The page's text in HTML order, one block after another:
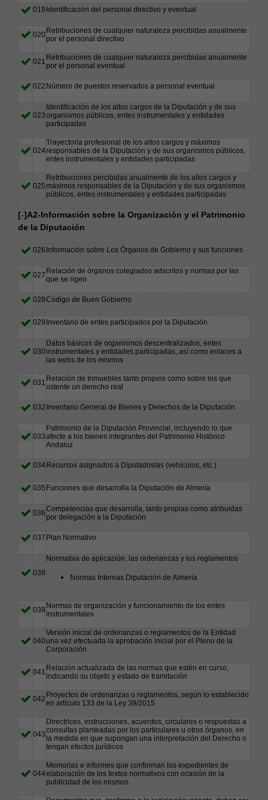
019 Identificación del personal directivo y eventual
020 Retribuciones de cualquier naturaleza percibidas anualmente
por el personal directivo
021 Retribuciones de cualquier naturaleza percibidas anualmente
por el personal eventual
022 Número de puestos reservados a personal eventual
023
Identificación de los altos cargos de la Diputación y de sus
organismos públicos, entes instrumentales y entidades
participadas
024
Trayectoria profesional de los altos cargos y máximos
responsables de la Diputación y de sus organismos públicos,
entes instrumentales y entidades participadas
025
Retribuciones percibidas anualmente de los altos cargos y
máximos responsables de la Diputación y de sus organismos
públicos, entes instrumentales y entidades participadas
[-]A2-Información sobre la Organización y el Patrimonio
de la Diputación
026 Información sobre Los Órganos de Gobierno y sus funciones
027 Relación de órganos colegiados adscritos y normas por las
que se rigen
028Código de Buen Gobierno
029 Inventario de entes participados por la Diputación
030
Datos básicos de organismos descentralizados, entes
instrumentales y entidades participadas, así como enlaces a
las webs de los mismos
031 Relación de Inmuebles tanto propios como sobre los que
ostente un derecho real
032 Inventario General de Bienes y Derechos de la Diputación
033
Patrimonio de la Diputación Provincial, incluyendo lo que
afecte a los bienes integrantes del Patrimonio Histórico
Andaluz
034Recursos asignados a Diputados/as (vehículos, etc.)
035 Funciones que desarrolla la Diputación de Almería
036Competencias que desarrolla, tanto propias como atribuidas
por delegación a la Diputación
037 Plan Normativo
038
Normativa de aplicación, las ordenanzas y los reglamentos
Normas Internas Diputación de Almería
039 Normas de organización y funcionamiento de los entes
instrumentales
040
Versión inicial de ordenanzas o reglamentos de la Entidad
una vez efectuada la aprobación inicial por el Pleno de la
Corporación
041 Relación actualizada de las normas que estén en curso,
indicando su objeto y estado de tramitación
042 Proyectos de ordenanzas o reglamentos, según lo establecido
en artículo 133 de la Ley 39/2015
043
Directrices, instrucciones, acuerdos, circulares o respuestas a
consultas planteadas por los particulares u otros órganos, en
la medida en que supongan una interpretación del Derecho o
tengan efectos jurídicos
044
Memorias e informes que conforman los expedientes de
elaboración de los textos normativos con ocasión de la
publicidad de los mismos